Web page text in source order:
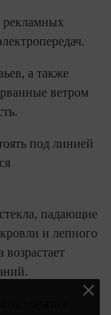
рекламных
а также
ветром
под линией
падающие
и лепного
убрать с